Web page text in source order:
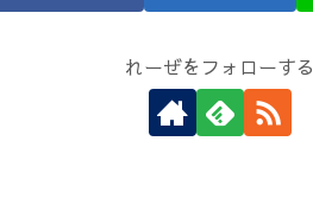
れーぜをフォローする